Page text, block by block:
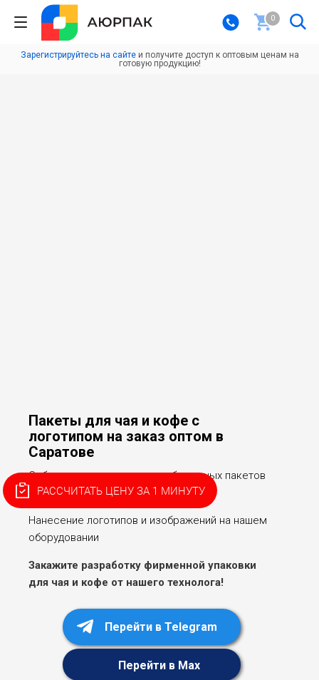
0
Зарегистрируйтесь на сайтеи получите доступ к оптовым ценам на
готовую продукцию!
Пакеты для чая и кофе с
логотипом на заказ оптом в
Саратове
Собственное производство бумажных пакетов
для чая и кофе. Опыт более 20 лет!
Нанесение логотипов и изображений на нашем
оборудовании
Закажите разработку фирменной упаковки
для чая и кофе от нашего технолога!
Перейти в Telegram
Перейти в Max
РАССЧИТАТЬ ЦЕНУ ЗА 1 МИНУТУ